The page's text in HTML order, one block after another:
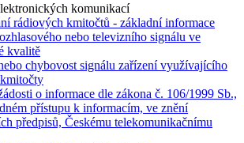
komunikací
rádiových kmitočtů - základní informace
nebo televizního signálu ve
kvalitě
chybovost signálu zařízení využívajícího
o informace dle zákona č. 106/1999 Sb.,
přístupu k informacím, ve znění
předpisů, Českému telekomunikačnímu